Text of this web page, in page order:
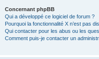
Concernant phpBB
Qui a développé ce logiciel de forum ?
Pourquoi la fonctionnalité X n’est pas
Qui contacter pour les abus ou les
Comment puis-je contacter un